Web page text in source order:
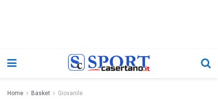
Home Basket Giovanile